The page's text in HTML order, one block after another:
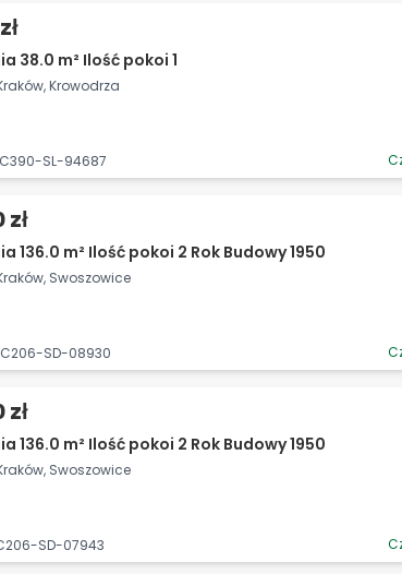
38.0 m² Ilość pokoi 1
Krowodrza
SL-94687
zł
136.0 m² Ilość pokoi 2 Rok Budowy 1950
Swoszowice
SD-08930
zł
136.0 m² Ilość pokoi 2 Rok Budowy 1950
Swoszowice
SD-07943